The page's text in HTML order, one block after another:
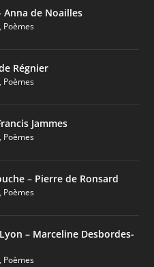
Anna de Noailles
, Poèmes
Régnier
, Poèmes
Jammes
, Poèmes
– Pierre de Ronsard
, Poèmes
– Marceline Desbordes-
, Poèmes